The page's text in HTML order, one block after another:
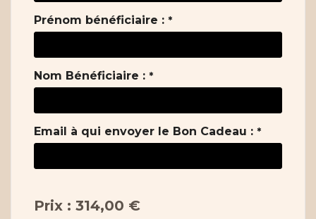
Prénom bénéficiaire : *
Nom Bénéficiaire : *
Email à qui envoyer le Bon Cadeau : *
Prix : 314,00 €